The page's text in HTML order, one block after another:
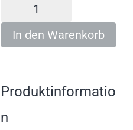
In den Warenkorb
Produktinformatio
n